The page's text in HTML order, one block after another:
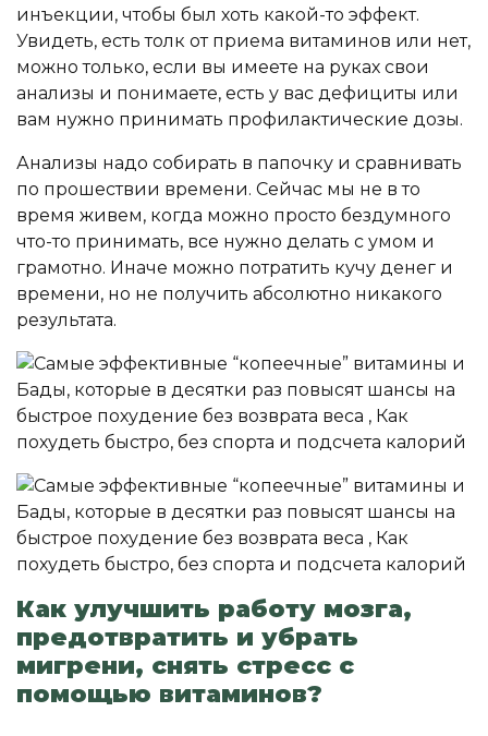
инъекции, чтобы был хоть какой-то эффект.
Увидеть, есть толк от приема витаминов или нет,
можно только, если вы имеете на руках свои
анализы и понимаете, есть у вас дефициты или
вам нужно принимать профилактические дозы.
Анализы надо собирать в папочку и сравнивать
по прошествии времени. Сейчас мы не в то
время живем, когда можно просто бездумного
что-то принимать, все нужно делать с умом и
грамотно. Иначе можно потратить кучу денег и
времени, но не получить абсолютно никакого
результата.
Как улучшить работу мозга,
предотвратить и убрать
мигрени, снять стресс с
помощью витаминов?